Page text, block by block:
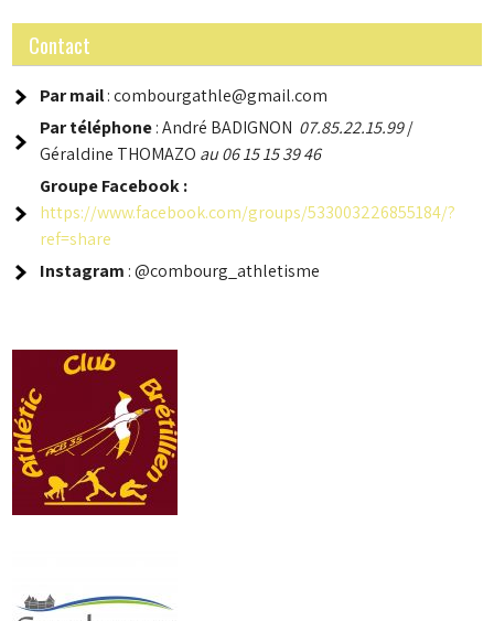
Contact
Par mail: combourgathle@gmail.com
Par téléphone: André BADIGNON 07.85.22.15.99/
Géraldine THOMAZO au 06 15 15 39 46
GroupeFacebook :
https://www.facebook.com/groups/533003226855184/?
ref=share
Instagram : @combourg_athletisme